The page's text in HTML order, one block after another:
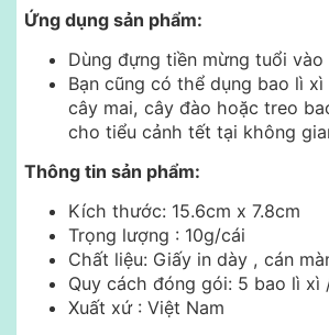
Ứng dụng sản phẩm:
Dùng đựng tiền mừng tuổi vào
Bạn cũng có thể dụng bao lì
cây mai, cây đào hoặc treo
cho tiểu cảnh tết tại không
Thông tin sản phẩm:
Kích thước: 15.6cm x 7.8cm
Trọng lượng : 10g/cái
Chất liệu: Giấy in dày , cán
Quy cách đóng gói: 5 bao lì xì
Xuất xứ : Việt Nam